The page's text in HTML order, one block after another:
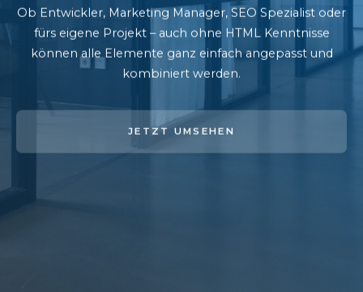
Ob Entwickler, Marketing Manager, SEO Spezialist oder
fürs eigene Projekt – auch ohne HTML Kenntnisse
können alle Elemente ganz einfach angepasst und
kombiniert werden.
JETZT UMSEHEN